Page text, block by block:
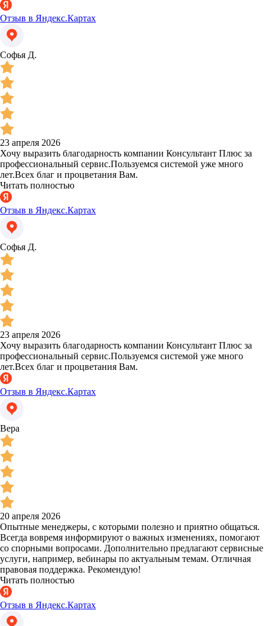
Отзыв в Яндекс.Картах
Софья Д.
23 апреля 2026
Хочу выразить благодарность компании Консультант Плюс за
профессиональный сервис.Пользуемся системой уже много
лет.Всех благ и процветания Вам.
Читать полностью
Отзыв в Яндекс.Картах
Софья Д.
23 апреля 2026
Хочу выразить благодарность компании Консультант Плюс за
профессиональный сервис.Пользуемся системой уже много
лет.Всех благ и процветания Вам.
Отзыв в Яндекс.Картах
Вера
20 апреля 2026
Опытные менеджеры, с которыми полезно и приятно общаться.
Всегда вовремя информируют о важных изменениях, помогают
со спорными вопросами. Дополнительно предлагают сервисные
услуги, например, вебинары по актуальным темам. Отличная
правовая поддержка. Рекомендую!
Читать полностью
Отзыв в Яндекс.Картах